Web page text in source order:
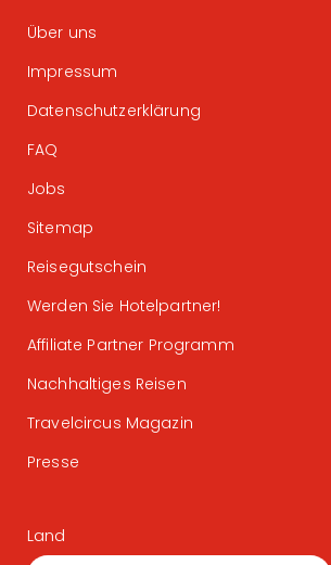
Über uns
Impressum
Datenschutzerklärung
FAQ
Jobs
Sitemap
Reisegutschein
Werden Sie Hotelpartner!
Affiliate Partner Programm
Nachhaltiges Reisen
Travelcircus Magazin
Presse
Land